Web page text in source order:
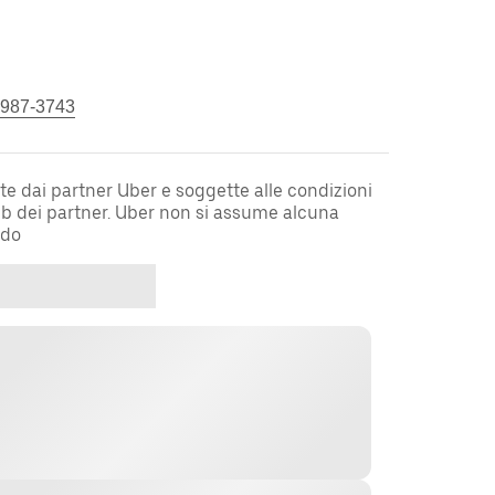
3743
dai partner Uber e soggette alle condizioni
dei partner. Uber non si assume alcuna